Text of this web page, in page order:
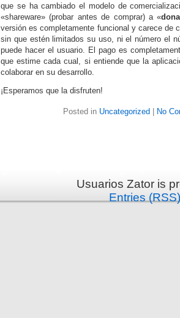
que se ha cambiado el modelo de
«shareware» (probar antes de comprar) a «
versión es completamente funcional y carece de
sin que estén limitados su uso, ni el número el
puede hacer el usuario. El pago es
que estime cada cual, si entiende que la
colaborar en su desarrollo.
¡Esperamos que la disfruten!
Posted in Uncategorized No
Usuarios Zator is
Entries (RSS)